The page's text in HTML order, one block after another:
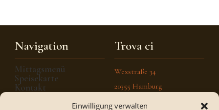
Einwilligung verwalten
Navigation
Mittagsmenü
Speisekarte
Kontakt
Trova ci
Wexstraße 34
20355 Hamburg